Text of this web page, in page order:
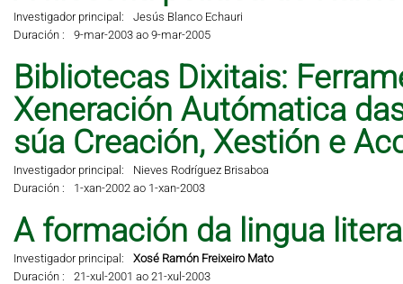
Investigador principal:
Jesús Blanco Echauri
Duración :
9-mar-2003 ao 9-mar-2005
Bibliotecas Dixitais:
Xeneración Autómatica
súa Creación, Xestión e
Investigador principal:
Nieves Rodríguez Brisaboa
Duración :
1-xan-2002 ao 1-xan-2003
A formación da lingua
Investigador principal:
Xosé Ramón Freixeiro Mato
Duración :
21-xul-2001 ao 21-xul-2003